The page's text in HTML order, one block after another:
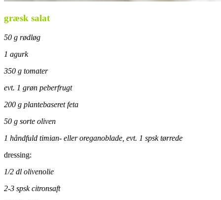
græsk salat
50 g rødløg
1 agurk
350 g tomater
evt. 1 grøn peberfrugt
200 g plantebaseret feta
50 g sorte oliven
1 håndfuld timian- eller oreganoblade, evt. 1 spsk tørrede
dressing:
1/2 dl olivenolie
2-3 spsk citronsaft